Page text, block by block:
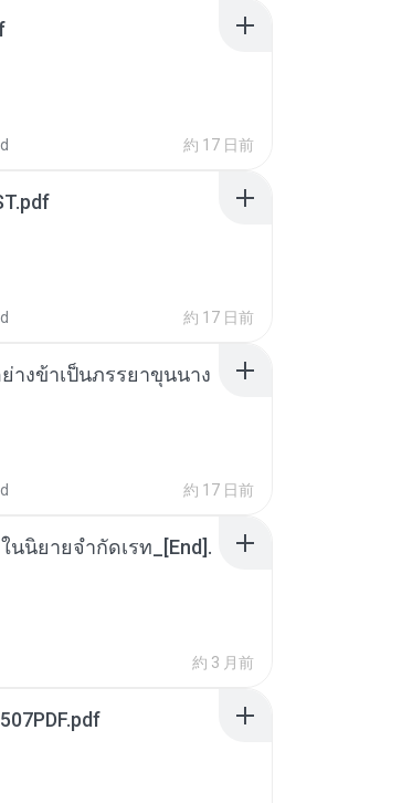
約 17 日前
約 17 日前
างข้าเป็นภรรยาขุนนาง
約 17 日前
นิยายจำกัดเรท_[End].
約 3 月前